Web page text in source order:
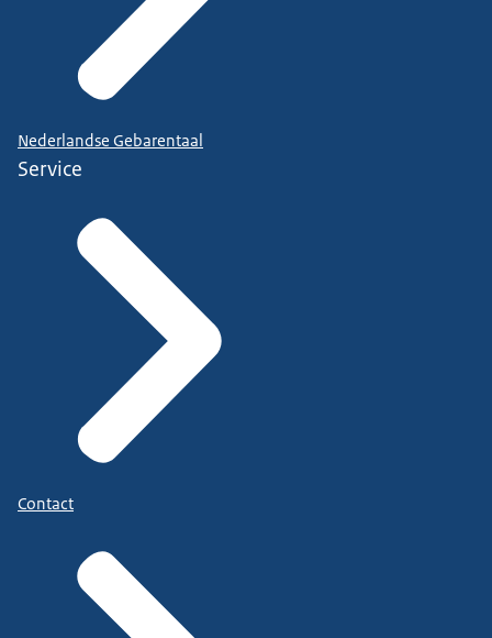
Nederlandse Gebarentaal
Service
Contact